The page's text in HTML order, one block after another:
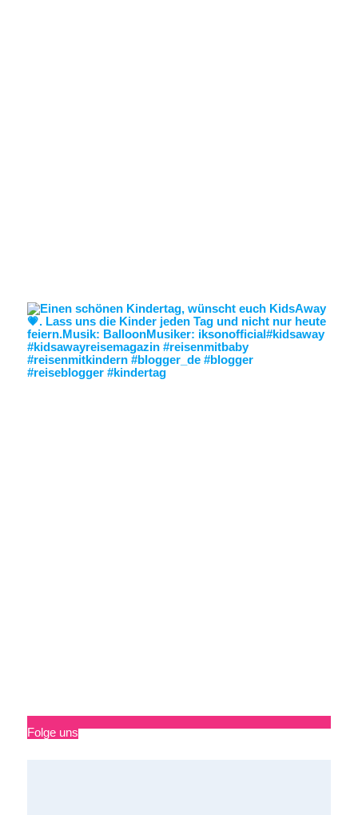
Folge uns